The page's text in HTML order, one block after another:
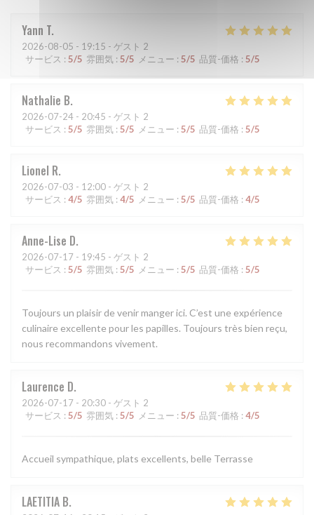
Yann T
2026-08-05 - 19:15 - ゲスト 2
サービス : 5/5 雰囲気 : 5/5 メニュー : 5/5 品質-価格 : 5/5
Nathalie B
2026-07-24 - 20:45 - ゲスト 2
サービス : 5/5 雰囲気 : 5/5 メニュー : 5/5 品質-価格 : 5/5
Lionel R
2026-07-03 - 12:00 - ゲスト 2
サービス : 4/5 雰囲気 : 4/5 メニュー : 5/5 品質-価格 : 4/5
Anne-Lise D
2026-07-17 - 19:45 - ゲスト 2
サービス : 5/5 雰囲気 : 5/5 メニュー : 5/5 品質-価格 : 5/5
Toujours un plaisir de venir manger ici. C’est une expérience
culinaire excellente pour les papilles. Toujours très bien reçu,
nous recommandons vivement.
Laurence D
2026-07-17 - 20:30 - ゲスト 2
サービス : 5/5 雰囲気 : 5/5 メニュー : 5/5 品質-価格 : 4/5
Accueil sympathique, plats excellents, belle Terrasse
LAETITIA B